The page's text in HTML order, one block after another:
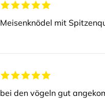
Meisenknödel mit
bei den vögeln gut